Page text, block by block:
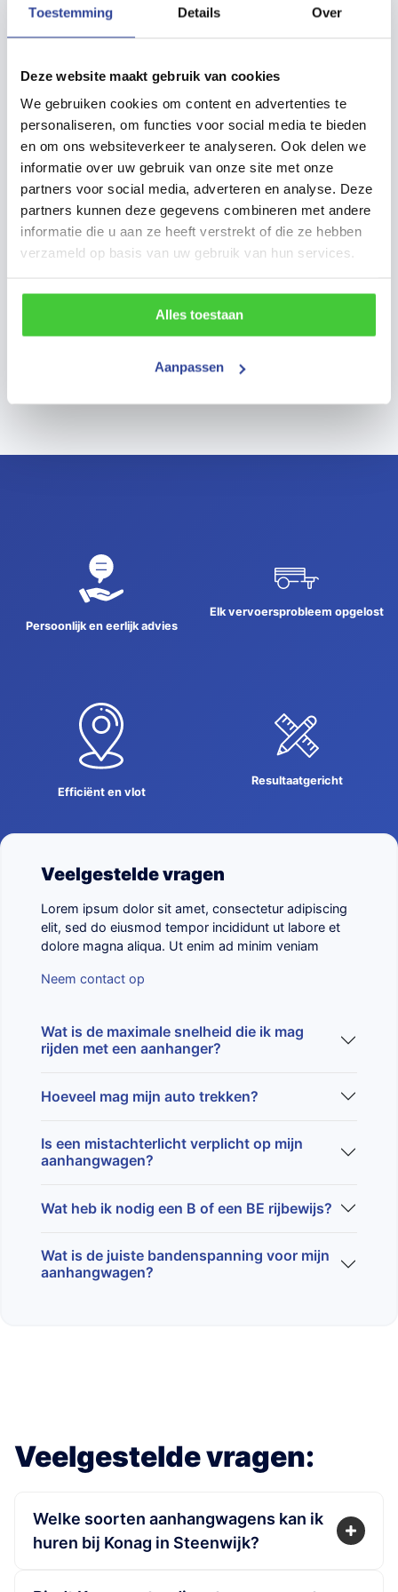
Toestemming Details Over
Deze website maakt gebruik van cookies
We gebruiken cookies om content en advertenties te
personaliseren, om functies voor social media te bieden
en om ons websiteverkeer te analyseren. Ook delen we
informatie over uw gebruik van onze site met onze
partners voor social media, adverteren en analyse. Deze
partners kunnen deze gegevens combineren met andere
informatie die u aan ze heeft verstrekt of die ze hebben
verzameld op basis van uw gebruik van hun services.
Alles toestaan
Aanpassen
meer. Als u specifieke wensen heeft, kunnen wij deze
meenemen in het productieproces. We staan klaar om u daarbij
te ondersteunen.
Daarnaast leveren we ook aanhangwagens van
Easyline, Ifor Williams, Cheval Liberté, Loady, Hulco, Anssems,
enzovoort. Bij Konag kunt u terecht voor onderhoud aan uw
aanhangwagen, we beschikken over een Proline-
gecertificeerde onderhoudsafdeling.
Meer weten over het huren of
kopen van een aanhanger?
Heeft u vragen over het huren van een aanhanger in de regio
vindt u ons assortiment aanhangwagens voor verhuur, waar u
eenvoudig de beschikbaarheid kunt bekijken en de gewenste
aanhanger kunt reserveren. U kunt bij ons terecht van
maandag tot en met zaterdag om de gehuurde aanhanger op
Persoonlijk en eerlijk advies
Elk vervoersprobleem opgelost
Efficiënt en vlot
Resultaatgericht
Veelgestelde vragen
Lorem ipsum dolor sit amet, consectetur adipiscing
elit, sed do eiusmod tempor incididunt ut labore et
dolore magna aliqua. Ut enim ad minim veniam
Neem contact op
Wat is de maximale snelheid die ik mag
rijden met een aanhanger?
Hoeveel mag mijn auto trekken?
Is een mistachterlicht verplicht op mijn
aanhangwagen?
Wat heb ik nodig een B of een BE rijbewijs?
Wat is de juiste bandenspanning voor mijn
aanhangwagen?
Veelgestelde vragen:
Welke soorten aanhangwagens kan ik
huren bij Konag in Steenwijk?
aan aanhangwagens voor zowel privé als